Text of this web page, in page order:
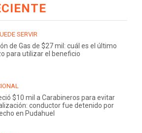
SERVIR
de Gas de $27 mil: cuál es el último
para utilizar el beneficio
$10 mil a Carabineros para evitar
conductor fue detenido por
en Pudahuel